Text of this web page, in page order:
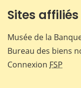
Sites affiliés
Musée de la
Bureau des biens
Connexion FSP